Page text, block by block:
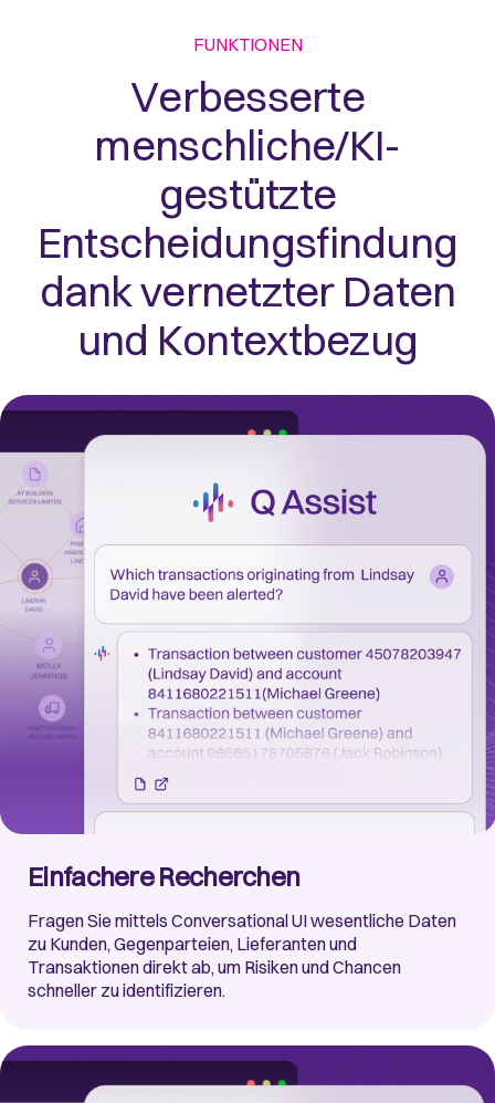
FUNKTIONEN
Verbesserte
menschliche/KI-
gestützte
Entscheidungsfindung
dank vernetzter Daten
und Kontextbezug
Einfachere Recherchen
Fragen Sie mittels Conversational UI wesentliche Daten
zu Kunden, Gegenparteien, Lieferanten und
Transaktionen direkt ab, um Risiken und Chancen
schneller zu identifizieren.